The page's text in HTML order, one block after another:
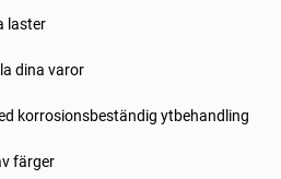
laster
dina varor
korrosionsbeständig ytbehandling
färger